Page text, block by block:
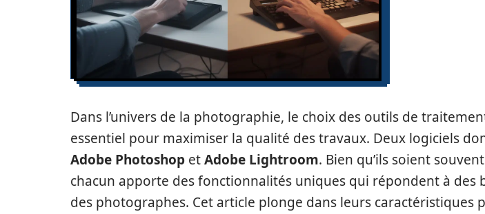
Dans l’univers de la photographie, le choix des outils de
essentiel pour maximiser la qualité des travaux. Deux logiciels
Adobe Photoshop etAdobe Lightroom. Bien qu’ils soient
chacun apporte des fonctionnalités uniques qui répondent à des
des photographes. Cet article plonge dans leurs caractéristiques